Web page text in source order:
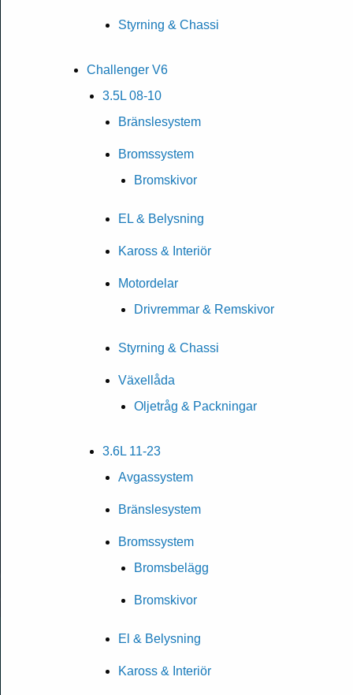
Styrning & Chassi
Challenger V6
3.5L 08-10
Bränslesystem
Bromssystem
Bromskivor
EL & Belysning
Kaross & Interiör
Motordelar
Drivremmar & Remskivor
Styrning & Chassi
Växellåda
Oljetråg & Packningar
3.6L 11-23
Avgassystem
Bränslesystem
Bromssystem
Bromsbelägg
Bromskivor
El & Belysning
Kaross & Interiör